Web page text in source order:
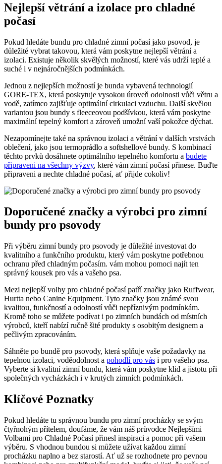
Nejlepší větrání a izolace pro chladné
počasí
Pokud hledáte bundu pro chladné zimní počasí jako psovod, je
důležité vybrat takovou, která vám poskytne nejlepší větrání a
izolaci. Existuje několik skvělých možností, které vás udrží teplé a
suché i v nejnáročnějších podmínkách.
Jednou z nejlepších možností je bunda vybavená technologií
GORE-TEX, která poskytuje vysokou úroveň odolnosti vůči větru a
vodě, zatímco zajišťuje optimální cirkulaci vzduchu. Další skvělou
variantou jsou bundy s fleeceovou podšívkou, která vám poskytne
maximální tepelný komfort a zároveň umožní vaší pokožce dýchat.
Nezapomínejte také na správnou izolaci a větrání v dalších vrstvách
oblečení, jako jsou termoprádlo a softshellové bundy. S kombinací
těchto prvků dosáhnete optimálního tepelného komfortu a budete
připraveni na všechny výzvy, které vám zimní počasí přinese. Buďte
připraveni a nechte chladné počasí, ať přijde cokoliv!
Doporučené značky a výrobci pro zimní
bundy pro psovody
Při výběru zimní bundy pro psovody je důležité investovat do
kvalitního a funkčního produktu, který vám poskytne potřebnou
ochranu před chladným počasím. vám mohou pomoci najít ten
správný kousek pro vás a vašeho psa.
Mezi nejlepší volby pro chladné počasí patří značky jako Ruffwear,
Hurtta nebo Canine Equipment. Tyto značky jsou známé svou
kvalitou, funkčností a odolností vůči nepříznivým podmínkám.
Kromě toho se můžete podívat i po zimních bundách od místních
výrobců, kteří nabízí ručně šité produkty s osobitým designem a
pečlivým zpracováním.
Sáhněte po bundě pro psovody, která splňuje vaše požadavky na
tepelnou izolaci, voděodolnost a pohodlí pro vás i pro vašeho psa.
Vyberte si kvalitní zimní bundu, která vám poskytne klid a jistotu při
společných vycházkách i v krutých zimních podmínkách.
Klíčové Poznatky
Pokud hledáte tu správnou bundu pro zimní procházky se svým
čtyřnohým přítelem, doufáme, že vám náš průvodce Nejlepšími
Volbami pro Chladné Počasí přinesl inspiraci a pomoc při vašem
výběru. S vhodnou bundou si můžete užívat každou zimní
procházku naplno a bez starostí. Ať už se rozhodnete pro pevnou